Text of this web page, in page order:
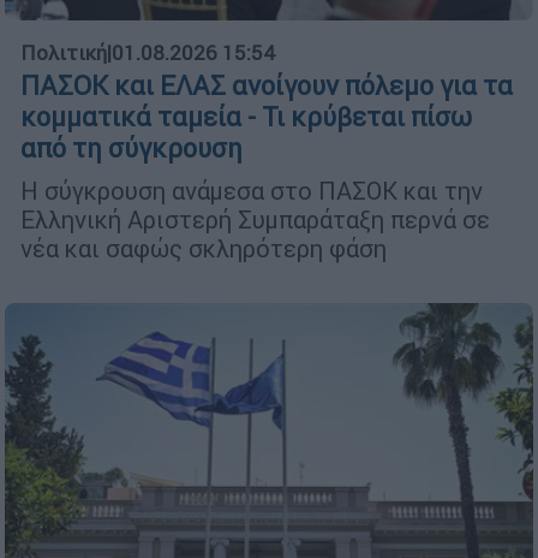
Πολιτική|01.08.2026 15:54
ΠΑΣΟΚ και ΕΛΑΣ ανοίγουν πόλεμο για τα
κομματικά ταμεία - Τι κρύβεται πίσω
από τη σύγκρουση
Η σύγκρουση ανάμεσα στο ΠΑΣΟΚ και την
Ελληνική Αριστερή Συμπαράταξη περνά σε
νέα και σαφώς σκληρότερη φάση